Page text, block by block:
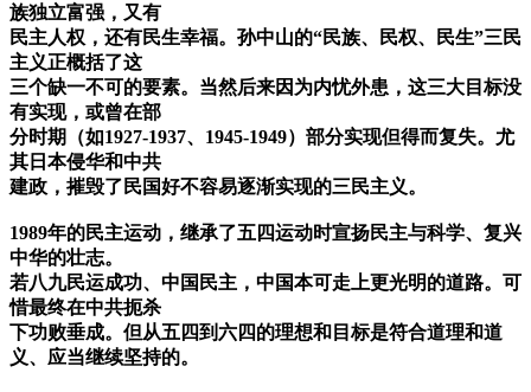
族独立富强，又有
民主人权，还有民生幸福。孙中山的“民族、民权、民生”三民
主义正概括了这
三个缺一不可的要素。当然后来因为内忧外患，这三大目标没
有实现，或曾在部
分时期（如1927-1937、1945-1949）部分实现但得而复失。尤
其日本侵华和中共
建政，摧毁了民国好不容易逐渐实现的三民主义。
1989年的民主运动，继承了五四运动时宣扬民主与科学、复兴
中华的壮志。
若八九民运成功、中国民主，中国本可走上更光明的道路。可
惜最终在中共扼杀
下功败垂成。但从五四到六四的理想和目标是符合道理和道
义、应当继续坚持的。